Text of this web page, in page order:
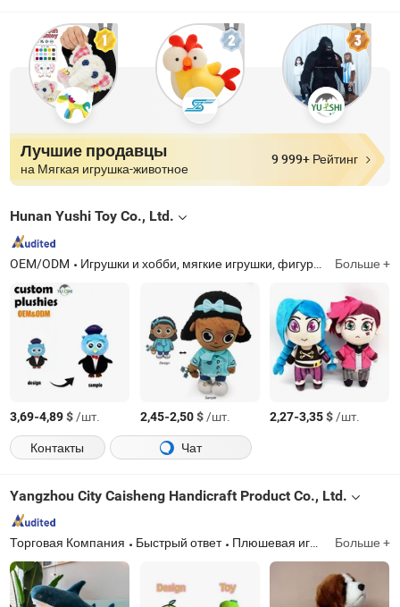
Лучшие продавцы
на Мягкая игрушка-животное
9 999+ Рейтинг
Hunan Yushi Toy Co., Ltd.
OEM/ODM Игрушки и хобби, мягкие игрушки, фигурки из ПВХ/смолы, плюшевые игрушки, ПВХ игрушки, мягкие игрушки, плюшевые подушки, костюмы маскотов, декоративные фигурки из смолы, рекламные подарки Больше +
3,69-4,89$/шт. 2,45-2,50$/шт. 2,27-3,35$/шт.
Контакты
Чат
Yangzhou City Caisheng Handicraft Product Co., Ltd.
Торговая Компания Быстрый ответ Плюшевая игрушка, детская игрушка, игрушка для животных, плюшевая кукла Больше +